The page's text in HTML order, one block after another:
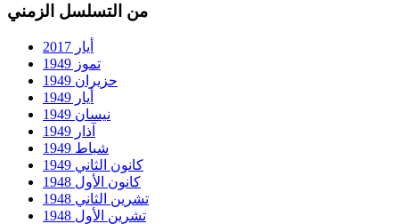
من التسلسل الزمني
أيار 2017
تموز 1949
حزيران 1949
أيار 1949
نيسان 1949
آذار 1949
شباط 1949
كانون الثاني 1949
كانون الأول 1948
تشرين الثاني 1948
تشرين الأول 1948